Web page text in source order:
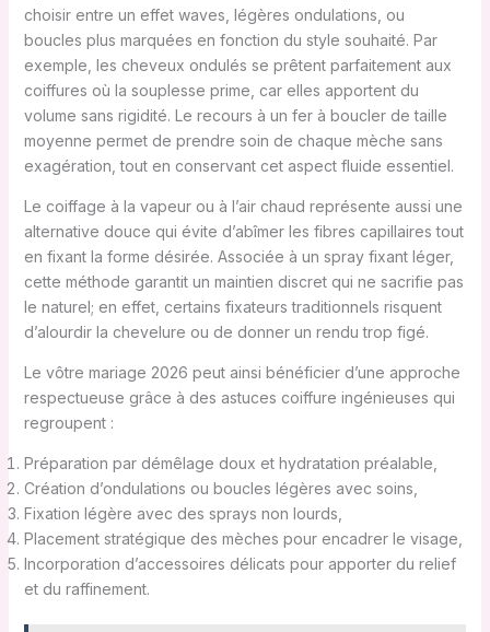
choisir entre un effet waves, légères ondulations, ou
boucles plus marquées en fonction du style souhaité. Par
exemple, les cheveux ondulés se prêtent parfaitement aux
coiffures où la souplesse prime, car elles apportent du
volume sans rigidité. Le recours à un fer à boucler de taille
moyenne permet de prendre soin de chaque mèche sans
exagération, tout en conservant cet aspect fluide essentiel.
Le coiffage à la vapeur ou à l’air chaud représente aussi une
alternative douce qui évite d’abîmer les fibres capillaires tout
en fixant la forme désirée. Associée à un spray fixant léger,
cette méthode garantit un maintien discret qui ne sacrifie pas
le naturel; en effet, certains fixateurs traditionnels risquent
d’alourdir la chevelure ou de donner un rendu trop figé.
Le vôtre mariage 2026 peut ainsi bénéficier d’une approche
respectueuse grâce à des astuces coiffure ingénieuses qui
regroupent :
Préparation par démêlage doux et hydratation préalable,
Création d’ondulations ou boucles légères avec soins,
Fixation légère avec des sprays non lourds,
Placement stratégique des mèches pour encadrer le visage,
Incorporation d’accessoires délicats pour apporter du relief
et du raffinement.